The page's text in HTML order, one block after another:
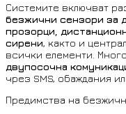
Системите включват
безжични сензори за
прозорци,
сирени, както и
всички елементи.
двупосочна
чрез SMS, обаждания
Предимства на